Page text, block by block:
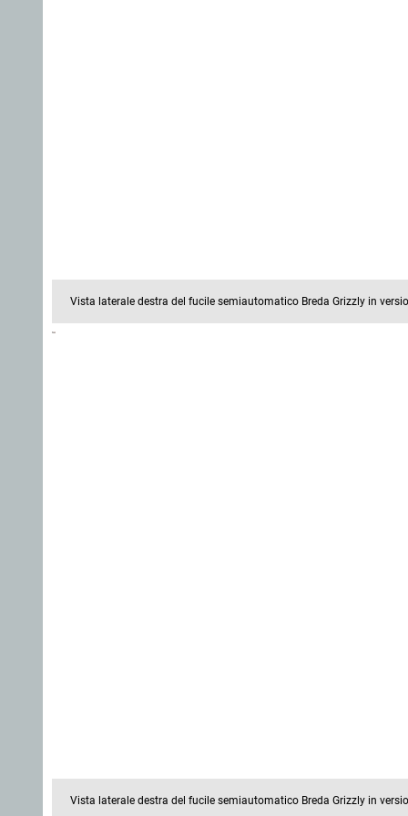
Vista laterale destra del fucile semiautomatico Breda Grizzly in
Vista laterale destra del fucile semiautomatico Breda Grizzly in